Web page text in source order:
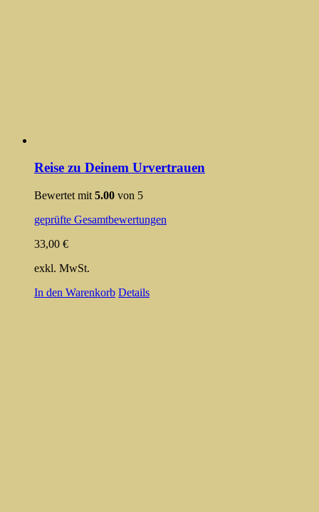
Reise zu Deinem Urvertrauen
Bewertet mit 5.00 von 5
geprüfte Gesamtbewertungen
33,00 €
exkl. MwSt.
In den Warenkorb Details